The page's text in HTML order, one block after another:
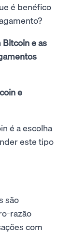
é benéfico
e as
e
é a escolha
este tipo
são
razão
com